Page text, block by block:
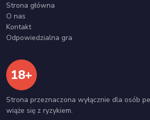
Strona główna
O nas
Kontakt
Odpowiedzialna gra
18+
Strona przeznaczona wyłącznie dla osób
wiąże się z ryzykiem.